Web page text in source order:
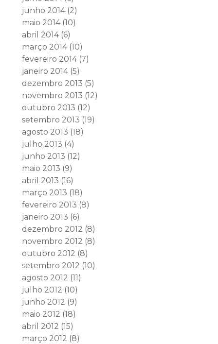
junho 2014(2)
maio 2014(10)
abril 2014(6)
março 2014(10)
fevereiro 2014(7)
janeiro 2014(5)
dezembro 2013 (5)
novembro 2013 (12)
outubro 2013 (12)
setembro 2013 (19)
agosto 2013 (18)
julho 2013 (4)
junho 2013 (12)
maio 2013 (9)
abril 2013 (16)
março 2013 (18)
fevereiro 2013 (8)
janeiro 2013 (6)
dezembro 2012 (8)
novembro 2012 (8)
outubro 2012 (8)
setembro 2012 (10)
agosto 2012 (11)
julho 2012 (10)
junho 2012 (9)
maio 2012 (18)
abril 2012 (15)
março 2012 (8)